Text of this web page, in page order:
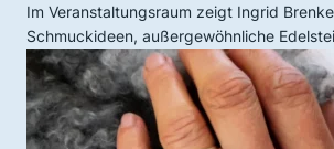
Im Veranstaltungsraum zeigt Ingrid
Schmuckideen, außergewöhnliche